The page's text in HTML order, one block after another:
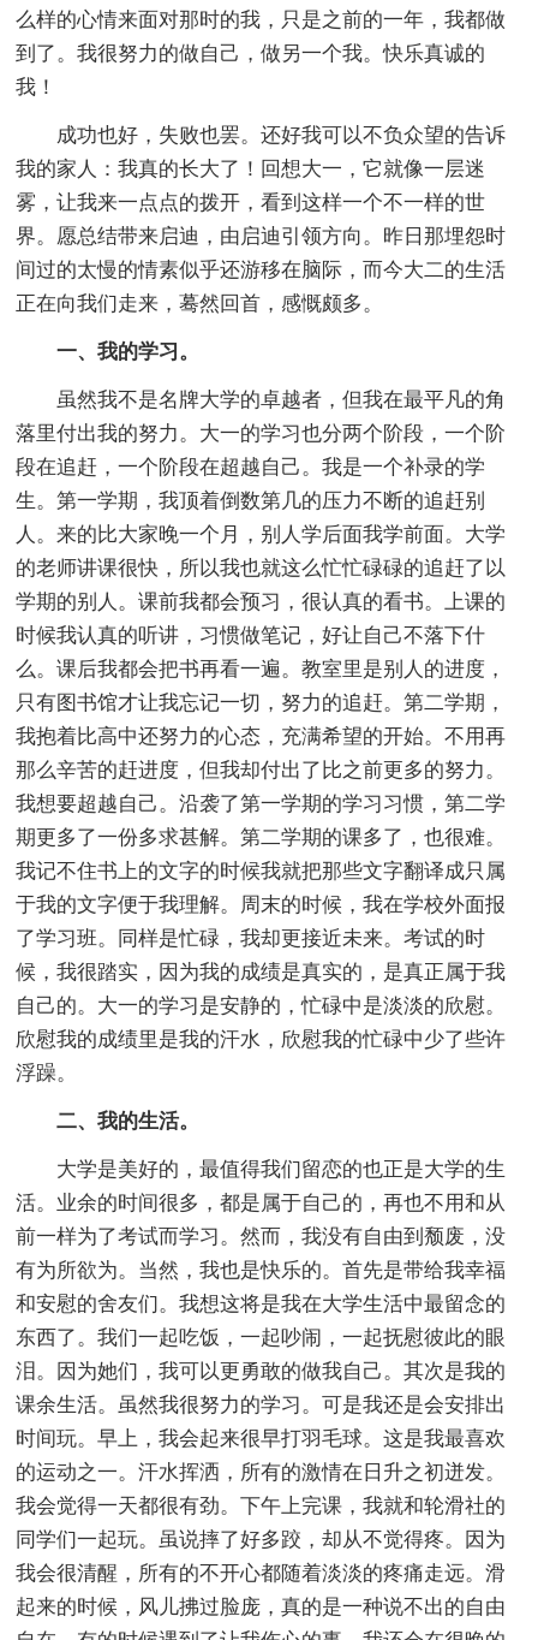
么样的心情来面对那时的我，只是之前的一年，我都做
到了。我很努力的做自己，做另一个我。快乐真诚的
我！
成功也好，失败也罢。还好我可以不负众望的告诉
我的家人：我真的长大了！回想大一，它就像一层迷
雾，让我来一点点的拨开，看到这样一个不一样的世
界。愿总结带来启迪，由启迪引领方向。昨日那埋怨时
间过的太慢的情素似乎还游移在脑际，而今大二的生活
正在向我们走来，蓦然回首，感慨颇多。
一、我的学习。
虽然我不是名牌大学的卓越者，但我在最平凡的角
落里付出我的努力。大一的学习也分两个阶段，一个阶
段在追赶，一个阶段在超越自己。我是一个补录的学
生。第一学期，我顶着倒数第几的压力不断的追赶别
人。来的比大家晚一个月，别人学后面我学前面。大学
的老师讲课很快，所以我也就这么忙忙碌碌的追赶了以
学期的别人。课前我都会预习，很认真的看书。上课的
时候我认真的听讲，习惯做笔记，好让自己不落下什
么。课后我都会把书再看一遍。教室里是别人的进度，
只有图书馆才让我忘记一切，努力的追赶。第二学期，
我抱着比高中还努力的心态，充满希望的开始。不用再
那么辛苦的赶进度，但我却付出了比之前更多的努力。
我想要超越自己。沿袭了第一学期的学习习惯，第二学
期更多了一份多求甚解。第二学期的课多了，也很难。
我记不住书上的文字的时候我就把那些文字翻译成只属
于我的文字便于我理解。周末的时候，我在学校外面报
了学习班。同样是忙碌，我却更接近未来。考试的时
候，我很踏实，因为我的成绩是真实的，是真正属于我
自己的。大一的学习是安静的，忙碌中是淡淡的欣慰。
欣慰我的成绩里是我的汗水，欣慰我的忙碌中少了些许
浮躁。
二、我的生活。
大学是美好的，最值得我们留恋的也正是大学的生
活。业余的时间很多，都是属于自己的，再也不用和从
前一样为了考试而学习。然而，我没有自由到颓废，没
有为所欲为。当然，我也是快乐的。首先是带给我幸福
和安慰的舍友们。我想这将是我在大学生活中最留念的
东西了。我们一起吃饭，一起吵闹，一起抚慰彼此的眼
泪。因为她们，我可以更勇敢的做我自己。其次是我的
课余生活。虽然我很努力的学习。可是我还是会安排出
时间玩。早上，我会起来很早打羽毛球。这是我最喜欢
的运动之一。汗水挥洒，所有的激情在日升之初迸发。
我会觉得一天都很有劲。下午上完课，我就和轮滑社的
同学们一起玩。虽说摔了好多跤，却从不觉得疼。因为
我会很清醒，所有的不开心都随着淡淡的疼痛走远。滑
起来的时候，风儿拂过脸庞，真的是一种说不出的自由